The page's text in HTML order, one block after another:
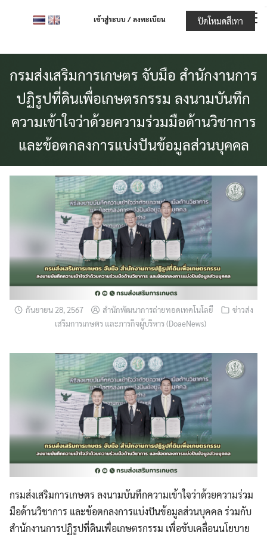
เข้าสู่ระบบ / ลงทะเบียน
กรมส่งเสริมการเกษตร จับมือ สำนักงานการ
ปฏิรูปที่ดินเพื่อเกษตรกรรม ลงนามบันทึก
ความเข้าใจว่าด้วยความร่วมมือด้านวิชาการ
และข้อตกลงการแบ่งปันข้อมูลส่วนบุคคล
กันยายน 28, 2567 สำนักพัฒนาการถ่ายทอดเทคโนโลยี
ข่าวส่ง
เสริมการเกษตร และภารกิจผู้บริหาร (DoaeNews)
กรมส่งเสริมการเกษตร ลงนามบันทึกความเข้าใจว่าด้วยความร่วม
มือด้านวิชาการ และข้อตกลงการแบ่งปันข้อมูลส่วนบุคคล ร่วมกับ
สำนักงานการปฏิรูปที่ดินเพื่อเกษตรกรรม เพื่อขับเคลื่อนนโยบาย
ปิดโหมดสีเทา